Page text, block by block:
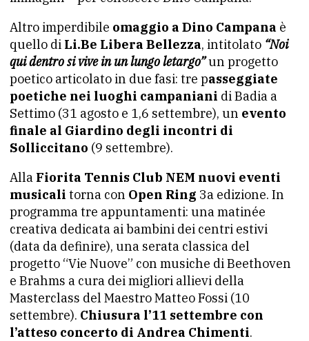
Altro imperdibile omaggio a Dino Campana è
quello di Li.Be Libera Bellezza, intitolato “Noi
qui dentro si vive in un lungo letargo”un progetto
poetico articolato in due fasi: tre passeggiate
poetiche nei luoghi campaniani di Badia a
Settimo (31 agosto e 1,6 settembre), un evento
finale al Giardino degli incontri di
Solliccitano (9 settembre).
Alla Fiorita Tennis Club NEM nuovi eventi
musicali torna con Open Ring 3a edizione. In
programma tre appuntamenti: una matinée
creativa dedicata ai bambini dei centri estivi
(data da definire), una serata classica del
progetto “Vie Nuove” con musiche di Beethoven
e Brahms a cura dei migliori allievi della
Masterclass del Maestro Matteo Fossi (10
settembre). Chiusura l’11 settembre con
l’atteso concerto di Andrea Chimenti.